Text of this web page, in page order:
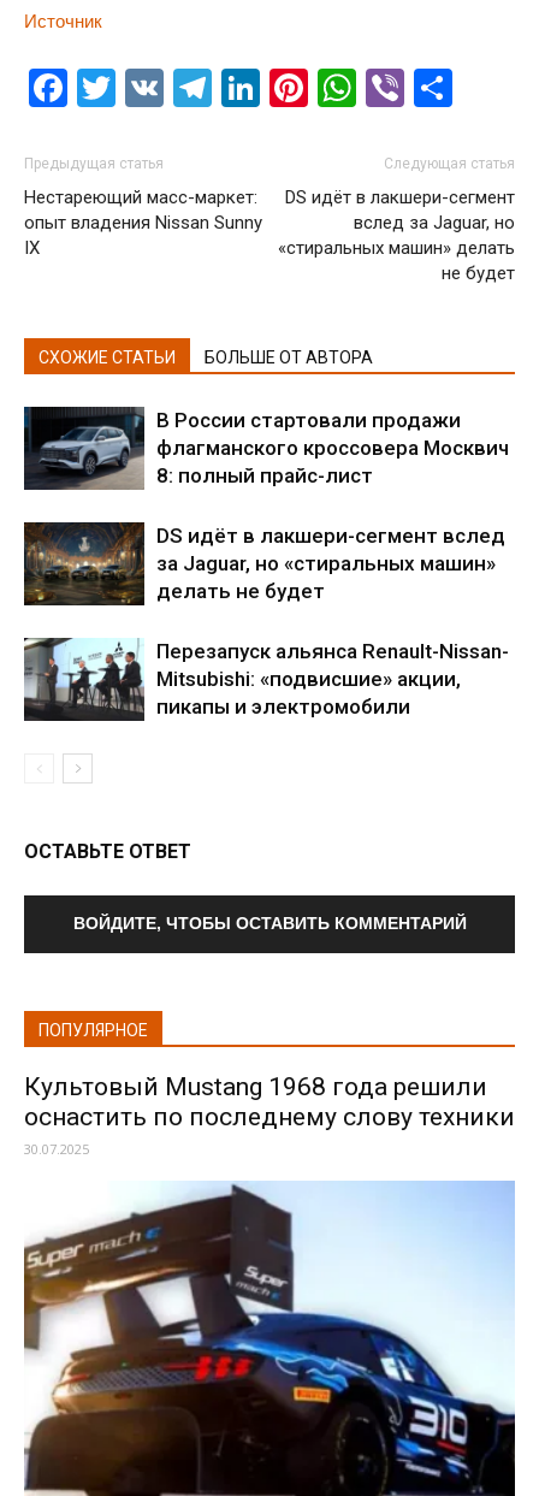
Источник
Facebook
Twitter
VK Telegram
LinkedIn
Pinterest
WhatsApp
Viber
Предыдущая статья
Нестареющий масс-маркет:
опыт владения Nissan Sunny
IX
Следующая статья
DS идёт в лакшери-сегмент
вслед за Jaguar, но
«стиральных машин» делать
не будет
СХОЖИЕ СТАТЬИ БОЛЬШЕ ОТ АВТОРА
В России стартовали продажи
флагманского кроссовера Москвич
8: полный прайс-лист
DS идёт в лакшери-сегмент вслед
за Jaguar, но «стиральных машин»
делать не будет
Перезапуск альянса Renault-Nissan-
Mitsubishi: «подвисшие» акции,
пикапы и электромобили
ОСТАВЬТЕ ОТВЕТ
ВОЙДИТЕ, ЧТОБЫ ОСТАВИТЬ КОММЕНТАРИЙ
ПОПУЛЯРНОЕ
Культовый Mustang 1968 года решили
оснастить по последнему слову техники
30.07.2025